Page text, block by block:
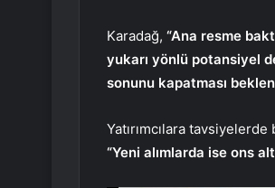
Karadağ, “Ana resme
yukarı yönlü potansiyel
sonunu kapatması
Yatırımcılara
“Yeni alımlarda ise ons